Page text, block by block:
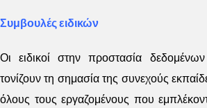
Συμβουλές ειδικών
Οι ειδικοί στην προστασία
τονίζουν τη σημασία της συνεχούς
όλους τους εργαζομένους που